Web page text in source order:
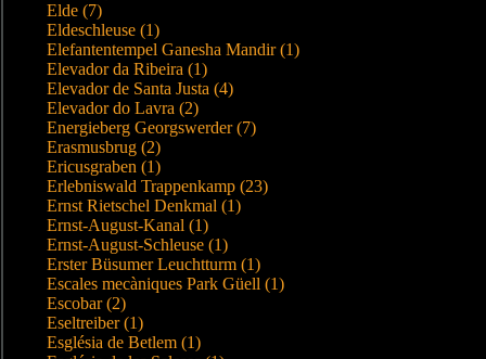
Elde (7)
Eldeschleuse (1)
Elefantentempel Ganesha Mandir (1)
Elevador da Ribeira (1)
Elevador de Santa Justa (4)
Elevador do Lavra (2)
Energieberg Georgswerder (7)
Erasmusbrug (2)
Ericusgraben (1)
Erlebniswald Trappenkamp (23)
Ernst Rietschel Denkmal (1)
Ernst-August-Kanal (1)
Ernst-August-Schleuse (1)
Erster Büsumer Leuchtturm (1)
Escales mecàniques Park Güell (1)
Escobar (2)
Eseltreiber (1)
Església de Betlem (1)